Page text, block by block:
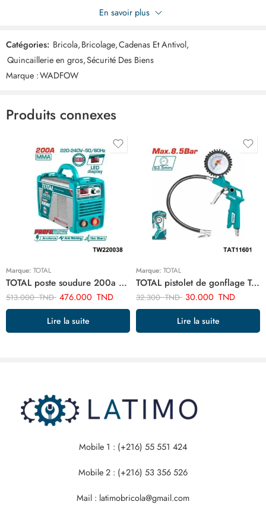
Soyez le premier à donner votre avis sur “WADFOW Cadenas
long laiton 30mm WPD2430”
Commentaires
Il n'y a pas encore de critiques.
En savoir plus
Catégories: Bricola,Bricolage,Cadenas Et Antivol,
Quincaillerie en gros,Sécurité Des Biens
Marque :WADFOW
Produits connexes
Marque: TOTAL
TOTAL poste soudure 200a TW220038
513.000TND 476.000 TND
Lire la suite
Marque: TOTAL
TOTAL pistolet de gonflage TAT11601
32.300TND 30.000 TND
Lire la suite
Mobile 1 : (+216) 55 551 424
Mobile 2 : (+216) 53 356 526
Mail : latimobricola@gmail.com